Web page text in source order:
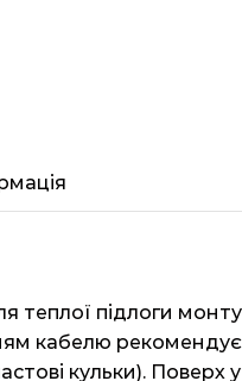
теплої підлоги
кабелю
кульки).